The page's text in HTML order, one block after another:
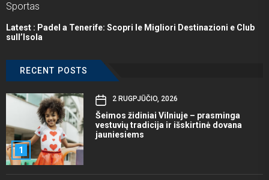
Sportas
Latest : Padel a Tenerife: Scopri le Migliori Destinazioni e Club
sull’Isola
RECENT POSTS
1
2 RUGPJŪČIO, 2026
Šeimos židiniai Vilniuje – prasminga
vestuvių tradicija ir išskirtinė dovana
jauniesiems